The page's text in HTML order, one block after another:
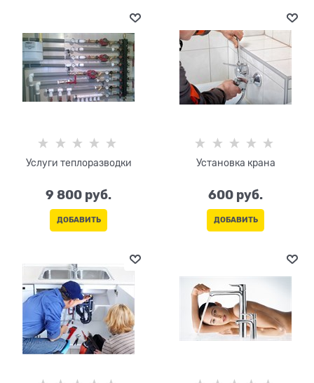
Услуги теплоразводки
9 800 руб.
ДОБАВИТЬ
Установка крана
600 руб.
ДОБАВИТЬ